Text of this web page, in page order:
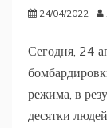
24/04/2022
Сегодня, 24
режима, в
десятки